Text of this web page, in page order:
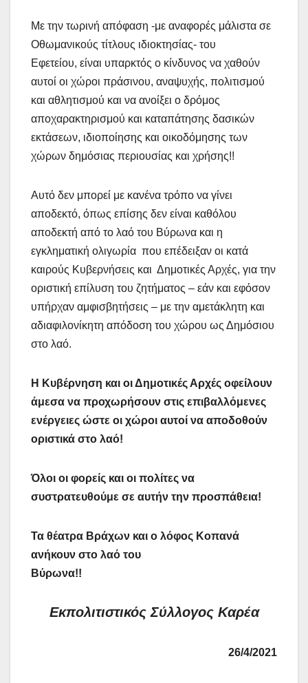
Με την τωρινή απόφαση -με αναφορές μάλιστα σε
Οθωμανικούς τίτλους ιδιοκτησίας- του
Εφετείου, είναι υπαρκτός ο κίνδυνος να χαθούν
αυτοί οι χώροι πράσινου, αναψυχής, πολιτισμού
και αθλητισμού και να ανοίξει ο δρόμος
αποχαρακτηρισμού και καταπάτησης δασικών
εκτάσεων, ιδιοποίησης και οικοδόμησης των
χώρων δημόσιας περιουσίας και χρήσης!!
Αυτό δεν μπορεί με κανένα τρόπο να γίνει
αποδεκτό, όπως επίσης δεν είναι καθόλου
αποδεκτή από το λαό του Βύρωνα και η
εγκληματική ολιγωρία που επέδειξαν οι κατά
καιρούς Κυβερνήσεις και Δημοτικές Αρχές, για την
οριστική επίλυση του ζητήματος – εάν και εφόσον
υπήρχαν αμφισβητήσεις – με την αμετάκλητη και
αδιαφιλονίκητη απόδοση του χώρου ως Δημόσιου
στο λαό.
Η Κυβέρνηση και οι Δημοτικές Αρχές οφείλουν
άμεσα να προχωρήσουν στις επιβαλλόμενες
ενέργειες ώστε οι χώροι αυτοί να αποδοθούν
οριστικά στο λαό!
Όλοι οι φορείς και οι πολίτες να
συστρατευθούμε σε αυτήν την προσπάθεια!
Τα θέατρα Βράχων και ο λόφος Κοπανά
ανήκουν στο λαό του
Βύρωνα!!
Εκπολιτιστικός Σύλλογος Καρέα
26/4/2021